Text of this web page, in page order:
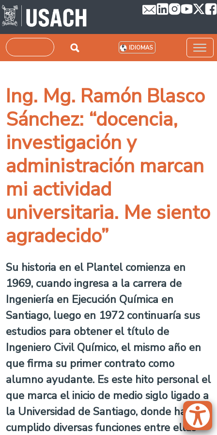
Pasar al contenido principal
Buscar IDIOMAS
Ing. Mg. Ramón Blasco
Sánchez: “docencia,
investigación y
administración marcan
mi actividad
universitaria. Me siento
agradecido”
Su historia en el Plantel comienza en
1969, cuando ingresa a la carrera de
Ingeniería en Ejecución Química en
Santiago, luego en 1972 continuaría sus
estudios para obtener el título de
Ingeniero Civil Químico, el mismo año en
que firma su primer contrato como
alumno ayudante. Es este hito personal el
que marca el inicio de medio siglo ligado a
la Universidad de Santiago, donde ha
cumplido diversas funciones entre ellas